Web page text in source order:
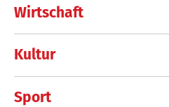
Wirtschaft
Kultur
Sport